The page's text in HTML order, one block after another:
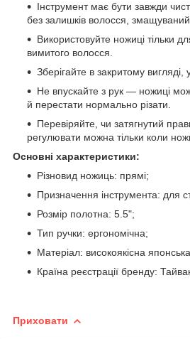
Інструмент має бути завжди
без залишків волосся,
Використовуйте ножиці тільки
вимитого волосся.
Зберігайте в закритому вигляді,
Не впускайте з рук — ножиці
й перестати нормально різати.
Перевіряйте, чи затягнутий
регулювати можна тільки коли
Основні характеристики:
Різновид ножиць: прямі;
Призначення інструмента: для
Розмір полотна: 5.5";
Тип ручки: ергономічна;
Матеріал: високоякісна
Країна реєстрації бренду:
Приховати